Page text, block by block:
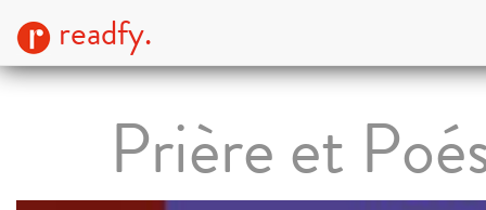
readfy.
Prière et